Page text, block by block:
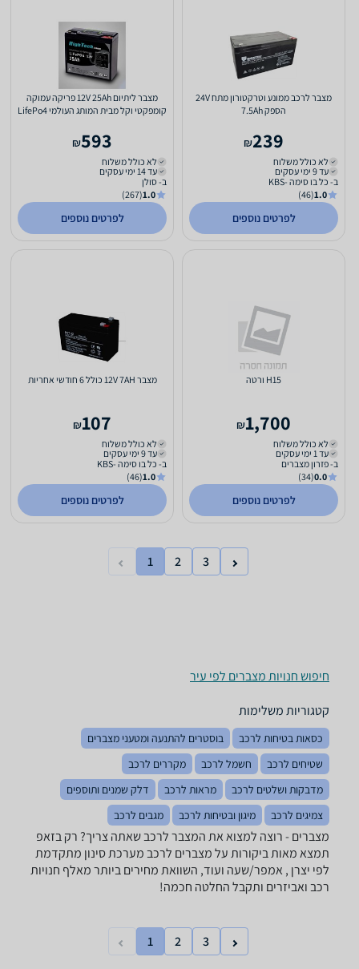
מצבר לרכב ממונע וטרקטורון מתח 24V
הספק 7.5Ah
239
₪
לא כולל משלוח
עד 9 ימי עסקים
ב- כל בו סימה -KBS
1.0
(46)
לפרטים נוספים
מצבר ליתיום 12V 25Ah פריקה עמוקה
קומפקטי וקל מבית המותג העולמי LifePo4
593
₪
לא כולל משלוח
עד 14 ימי עסקים
ב- סולן
1.0
(267)
לפרטים נוספים
H15 ורטה
1,700
₪
לא כולל משלוח
עד 1 ימי עסקים
ב- פזרון מצברים
0.0
(34)
לפרטים נוספים
מצבר 12V 7AH כולל 6 חודשי אחריות
107
₪
לא כולל משלוח
עד 9 ימי עסקים
ב- כל בו סימה -KBS
1.0
(46)
לפרטים נוספים
1 2 3
חיפוש חנויות מצברים לפי עיר
קטגוריות משלימות
כסאות בטיחות לרכב
בוסטרים להתנעה ומטעני מצברים
שטיחים לרכב
חשמל לרכב
מקררים לרכב
מדבקות ושלטים לרכב
מראות לרכב
דלק שמנים ותוספים
צמיגים לרכב
מיגון ובטיחות לרכב מגבים לרכב
מצברים - רוצה למצוא את המצבר לרכב שאתה צריך? רק בזאפ
תמצא מאות ביקורות על מצברים לרכב מערכת סינון מתקדמת
לפי יצרן , אמפר/שעה ועוד, השוואת מחירים ביותר מאלף חנויות
רכב ואביזרים ותקבל החלטה חכמה!
1 2 3